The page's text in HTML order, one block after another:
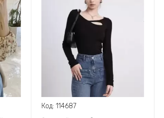
Код: 114687